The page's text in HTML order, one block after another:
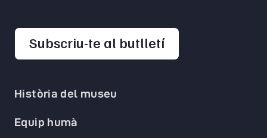
Història del museu
Equip humà
Subscriu-te al butlletíopens in a new